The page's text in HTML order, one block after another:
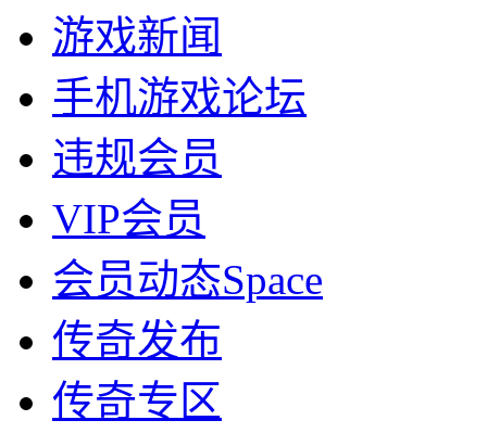
游戏新闻
手机游戏论坛
违规会员
VIP会员
会员动态Space
传奇发布
传奇专区